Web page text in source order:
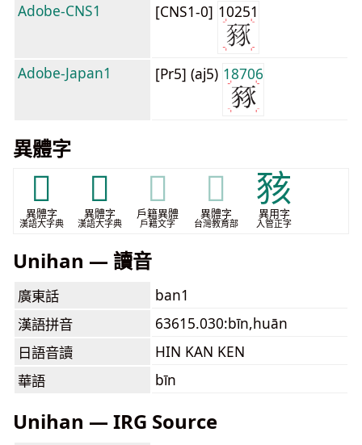
Adobe-CNS1
[CNS1-0] 10251
Adobe-Japan1 [Pr5] (aj5) 18706
異體字
𤞱
異體字
漢語大字典
𧲏
異體字
漢語大字典
𧲏
戶籍異體
戶籍文字
𧲏
異體字
台灣教育部
豥
異用字
入管正字
Unihan — 讀音
廣東話
ban1
漢語拼音
63615.030:bīn,huān
日語音讀
HIN KAN KEN
華語
bīn
Unihan — IRG Source